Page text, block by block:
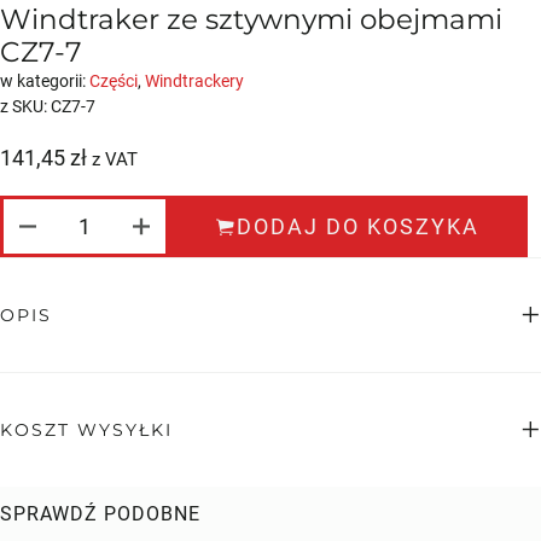
Windtraker ze sztywnymi obejmami
CZ7-7
w kategorii:Części, Windtrackery
z SKU:CZ7-7
141,45zł z VAT
DODAJ DO KOSZYKA
OPIS
KOSZT WYSYŁKI
SPRAWDŹ PODOBNE